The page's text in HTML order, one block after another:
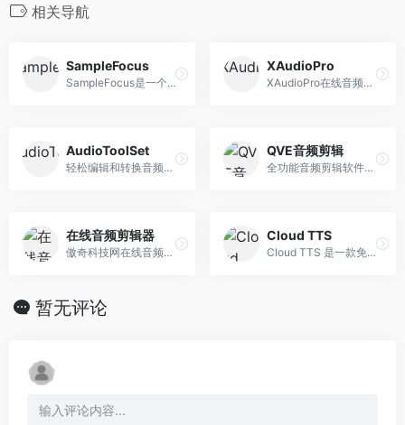
相关导航
SampleFocus
SampleFocus是一个专注于收集声音素材的网站，它让你可以轻松上传或下载站上的声音素材。无论你是专业的录音者、音效师还是声音相关工作者，SampleFocus都将成为你不可或缺的工具。
XAudioPro
XAudioPro在线音频编辑器
AudioToolSet
轻松编辑和转换音频文件。为方便起见，所有用于处理音乐的工具都收集在一个站点上。
QVE音频剪辑
全功能音频剪辑软件，支持任意音频格式剪辑、转换，音频合并、背景音乐、变速，麦克风、系统声音录制，音频文件降躁、声音提取，调整音量、视频转音频
在线音频剪辑器
傲奇科技网在线音频剪辑软件，音频编辑软件，音频剪辑，剪辑歌曲，制作铃声，音频处理，mp3剪辑，音频应用，音频降噪，在线录音，音频转换，录制歌曲，伴奏提取,人声分离，一款好用的在线音频文件剪辑工具！
Cloud TTS
Cloud TTS 是一款免费的在线语音合成工具，可以将文本文字内容转换成语音进行在线朗读。用户只需在文本框内输入相关文字内容，该在线工具便可以自动将文本转换成自然通顺的语音，支持多种语言，并允许用户调整语音速度、音量等参数，实现文本转语音的快捷转换。其简洁易用的界面、强大的功能和广泛的应用场景，使得它成为非常实用的在线TTS工具之一。
暂无评论